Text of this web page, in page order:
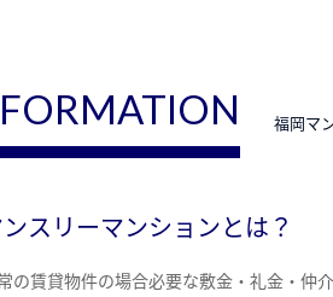
福岡マ
スリーマンションとは？
の賃貸物件の場合必要な敷金・礼金・仲